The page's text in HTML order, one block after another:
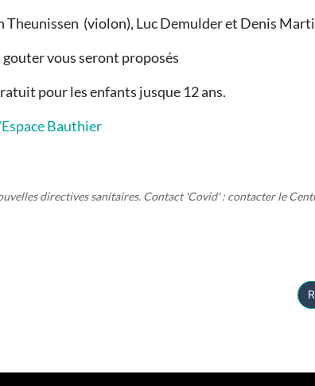
Theunissen (violon), Luc Demulder et Denis
vous seront proposés
pour les enfants jusque 12 ans.
Bauthier
directives sanitaires. Contact 'Covid' : contacter le